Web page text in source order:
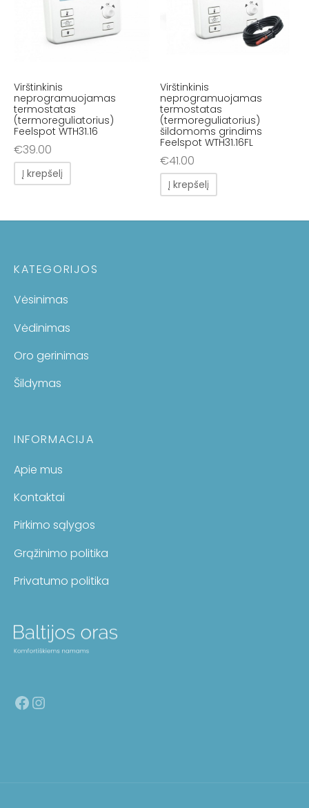
Virštinkinis
neprogramuojamas
termostatas
(termoreguliatorius)
Feelspot WTH31.16
€39.00
Į krepšelį
Virštinkinis
neprogramuojamas
termostatas
(termoreguliatorius)
šildomoms grindims
Feelspot WTH31.16FL
€41.00
Į krepšelį
KATEGORIJOS
Vėsinimas
Vėdinimas
Oro gerinimas
Šildymas
INFORMACIJA
Apie mus
Kontaktai
Pirkimo sąlygos
Grąžinimo politika
Privatumo politika
Facebook